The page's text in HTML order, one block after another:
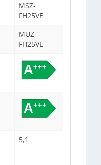
MSZ-
FH25VE
MUZ-
FH25VE
5,1